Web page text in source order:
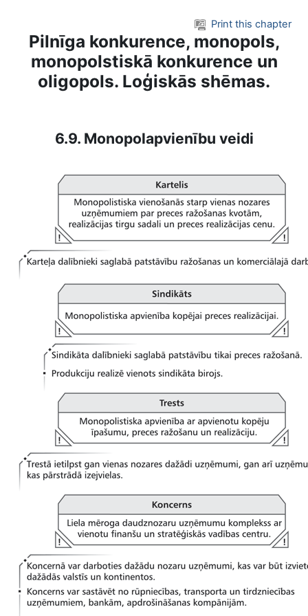
Print this chapter
Pilnīga konkurence, monopols,
monopolstiskā konkurence un
oligopols. Loģiskās shēmas.
6.9. Monopolapvienību veidi